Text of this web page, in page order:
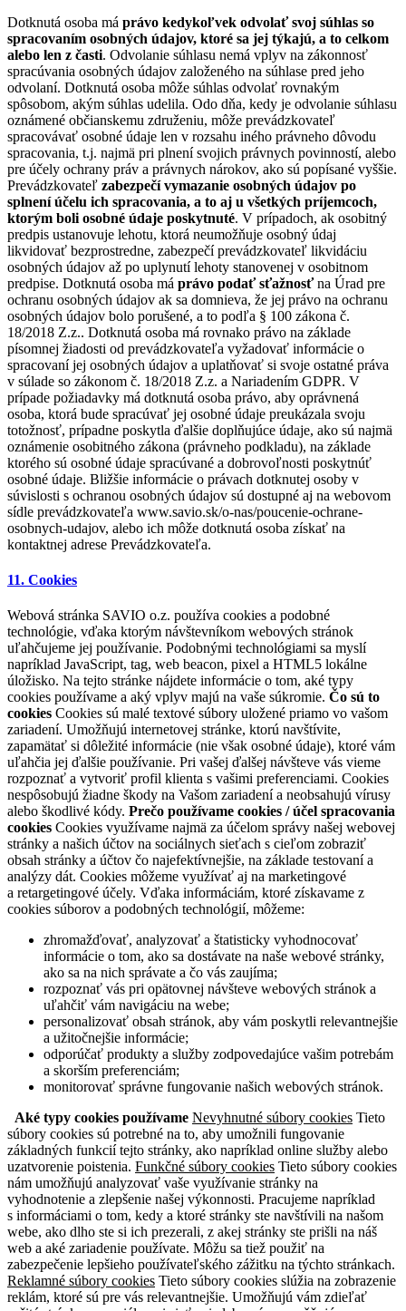
Dotknutá osoba má právo kedykoľvek odvolať svoj súhlas so
spracovaním osobných údajov, ktoré sa jej týkajú, a to celkom
alebo len z časti. Odvolanie súhlasu nemá vplyv na zákonnosť
spracúvania osobných údajov založeného na súhlase pred jeho
odvolaní. Dotknutá osoba môže súhlas odvolať rovnakým
spôsobom, akým súhlas udelila. Odo dňa, kedy je odvolanie súhlasu
oznámené občianskemu združeniu, môže prevádzkovateľ
spracovávať osobné údaje len v rozsahu iného právneho dôvodu
spracovania, t.j. najmä pri plnení svojich právnych povinností, alebo
pre účely ochrany práv a právnych nárokov, ako sú popísané vyššie.
Prevádzkovateľ zabezpečí vymazanie osobných údajov po
splnení účelu ich spracovania, a to aj u všetkých príjemcoch,
ktorým boli osobné údaje poskytnuté. V prípadoch, ak osobitný
predpis ustanovuje lehotu, ktorá neumožňuje osobný údaj
likvidovať bezprostredne, zabezpečí prevádzkovateľ likvidáciu
osobných údajov až po uplynutí lehoty stanovenej v osobitnom
predpise. Dotknutá osoba má právo podať sťažnosťna Úrad pre
ochranu osobných údajov ak sa domnieva, že jej právo na ochranu
osobných údajov bolo porušené, a to podľa § 100 zákona č.
18/2018 Z.z.. Dotknutá osoba má rovnako právo na základe
písomnej žiadosti od prevádzkovateľa vyžadovať informácie o
spracovaní jej osobných údajov a uplatňovať si svoje ostatné práva
v súlade so zákonom č. 18/2018 Z.z. a Nariadením GDPR. V
prípade požiadavky má dotknutá osoba právo, aby oprávnená
osoba, ktorá bude spracúvať jej osobné údaje preukázala svoju
totožnosť, prípadne poskytla ďalšie doplňujúce údaje, ako sú najmä
oznámenie osobitného zákona (právneho podkladu), na základe
ktorého sú osobné údaje spracúvané a dobrovoľnosti poskytnúť
osobné údaje. Bližšie informácie o právach dotknutej osoby v
súvislosti s ochranou osobných údajov sú dostupné aj na webovom
sídle prevádzkovateľa www.savio.sk/o-nas/poucenie-ochrane-
osobnych-udajov, alebo ich môže dotknutá osoba získať na
kontaktnej adrese Prevádzkovateľa.
11. Cookies
Webová stránka SAVIO o.z. používa cookies a podobné
technológie, vďaka ktorým návštevníkom webových stránok
uľahčujeme jej používanie. Podobnými technológiami sa myslí
napríklad JavaScript, tag, web beacon, pixel a HTML5 lokálne
úložisko. Na tejto stránke nájdete informácie o tom, aké typy
cookies používame a aký vplyv majú na vaše súkromie. Čo sú to
cookies Cookies sú malé textové súbory uložené priamo vo vašom
zariadení. Umožňujú internetovej stránke, ktorú navštívite,
zapamätať si dôležité informácie (nie však osobné údaje), ktoré vám
uľahčia jej ďalšie používanie. Pri vašej ďalšej návšteve vás vieme
rozpoznať a vytvoriť profil klienta s vašimi preferenciami. Cookies
nespôsobujú žiadne škody na Vašom zariadení a neobsahujú vírusy
alebo škodlivé kódy. Prečo používame cookies / účel spracovania
cookies Cookies využívame najmä za účelom správy našej webovej
stránky a našich účtov na sociálnych sieťach s cieľom zobraziť
obsah stránky a účtov čo najefektívnejšie, na základe testovaní a
analýzy dát. Cookies môžeme využívať aj na marketingové
a retargetingové účely. Vďaka informáciám, ktoré získavame z
cookies súborov a podobných technológií, môžeme:
zhromažďovať, analyzovať a štatisticky vyhodnocovať
informácie o tom, ako sa dostávate na naše webové stránky,
ako sa na nich správate a čo vás zaujíma;
rozpoznať vás pri opätovnej návšteve webových stránok a
uľahčiť vám navigáciu na webe;
personalizovať obsah stránok, aby vám poskytli relevantnejšie
a užitočnejšie informácie;
odporúčať produkty a služby zodpovedajúce vašim potrebám
a skorším preferenciám;
monitorovať správne fungovanie našich webových stránok.
Aké typy cookies používame Nevyhnutné súbory cookies Tieto
súbory cookies sú potrebné na to, aby umožnili fungovanie
základných funkcií tejto stránky, ako napríklad online služby alebo
uzatvorenie poistenia. Funkčné súbory cookies Tieto súbory cookies
nám umožňujú analyzovať vaše využívanie stránky na
vyhodnotenie a zlepšenie našej výkonnosti. Pracujeme napríklad
s informáciami o tom, kedy a ktoré stránky ste navštívili na našom
webe, ako dlho ste si ich prezerali, z akej stránky ste prišli na náš
web a aké zariadenie používate. Môžu sa tiež použiť na
zabezpečenie lepšieho používateľského zážitku na týchto stránkach.
Reklamné súbory cookies Tieto súbory cookies slúžia na zobrazenie
reklám, ktoré sú pre vás relevantnejšie. Umožňujú vám zdieľať